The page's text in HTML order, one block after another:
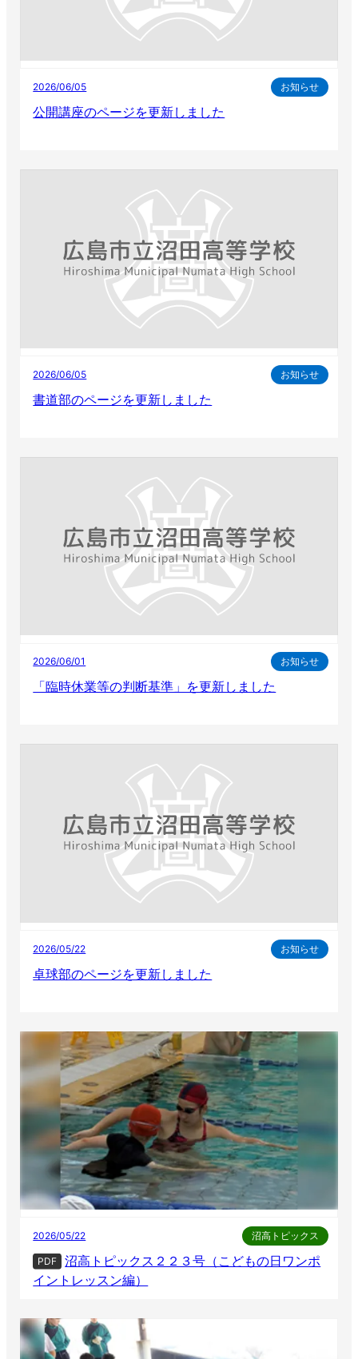
2026/06/05 お知らせ
公開講座のページを更新しました
2026/06/05 お知らせ
書道部のページを更新しました
2026/06/01 お知らせ
「臨時休業等の判断基準」を更新しました
2026/05/22 お知らせ
卓球部のページを更新しました
2026/05/22 沼高トピックス
PDF
沼高トピックス２２３号（こどもの日ワンポ
イントレッスン編）